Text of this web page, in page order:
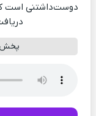
دوست‌داشتنی است
پخش